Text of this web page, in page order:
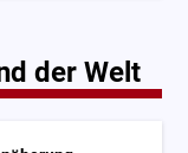
der Welt